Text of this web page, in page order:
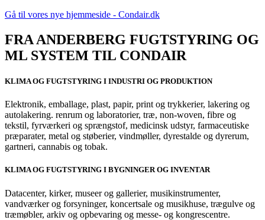
Gå til vores nye hjemmeside - Condair.dk
FRA ANDERBERG FUGTSTYRING OG
ML SYSTEM TIL CONDAIR
KLIMA OG FUGTSTYRING I INDUSTRI OG PRODUKTION
Elektronik, emballage, plast, papir, print og trykkerier, lakering og
autolakering. renrum og laboratorier, træ, non-woven, fibre og
tekstil, fyrværkeri og sprængstof, medicinsk udstyr, farmaceutiske
præparater, metal og støberier, vindmøller, dyrestalde og dyrerum,
gartneri, cannabis og tobak.
KLIMA OG FUGTSTYRING I BYGNINGER OG INVENTAR
Datacenter, kirker, museer og gallerier, musikinstrumenter,
vandværker og forsyninger, koncertsale og musikhuse, trægulve og
træmøbler, arkiv og opbevaring og messe- og kongrescentre.